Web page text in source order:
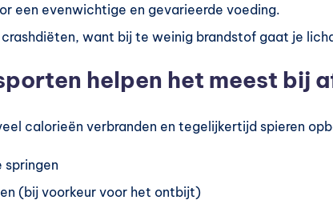
een evenwichtige en gevarieerde voeding.
crashdiëten, want bij te weinig brandstof gaat je
helpen het meest bij
calorieën verbranden en tegelijkertijd spieren
springen
(bij voorkeur voor het ontbijt)